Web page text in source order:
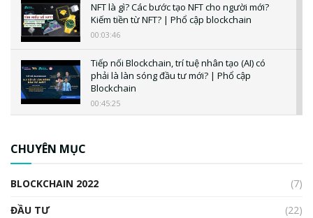
NFT là gì? Các bước tạo NFT cho người mới?
Kiếm tiền từ NFT? | Phổ cập blockchain
00:03:46
Tiếp nối Blockchain, trí tuệ nhân tạo (AI) có
phải là làn sóng đầu tư mới? | Phổ cập
Blockchain
00:45:25
CHUYÊN MỤC
BLOCKCHAIN 2022
(7)
ĐẦU TƯ
(22)